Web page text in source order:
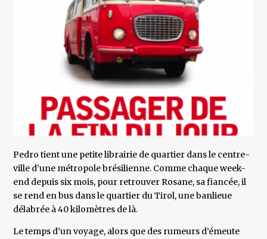
Pedro tient une petite librairie de quartier dans le centre-
ville d’une métropole brésilienne. Comme chaque week-
end depuis six mois, pour retrouver Rosane, sa fiancée, il
se rend en bus dans le quartier du Tirol, une banlieue
délabrée à 40 kilomètres de là.
Le temps d’un voyage, alors que des rumeurs d’émeute